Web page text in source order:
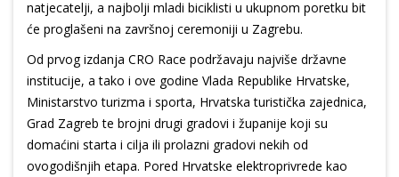
natjecatelji, a najbolji mladi biciklisti u ukupnom poretku bit
će proglašeni na završnoj ceremoniji u Zagrebu.
Od prvog izdanja CRO Race podržavaju najviše državne
institucije, a tako i ove godine Vlada Republike Hrvatske,
Ministarstvo turizma i sporta, Hrvatska turistička zajednica,
Grad Zagreb te brojni drugi gradovi i županije koji su
domaćini starta i cilja ili prolazni gradovi nekih od
ovogodišnjih etapa. Pored Hrvatske elektroprivrede kao